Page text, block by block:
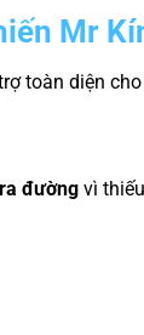
Mr
toàn diện
đường vì